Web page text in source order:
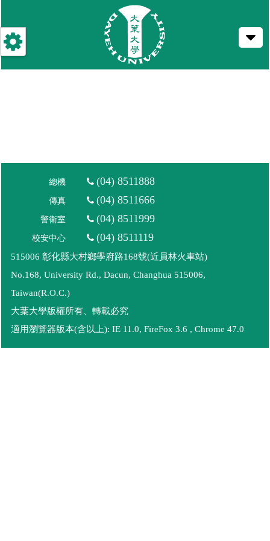
主
要
內
容
總機 (04) 8511888
傳真 (04) 8511666
警衛室 (04) 8511999
校安中心 (04) 8511119
515006 彰化縣大村鄉學府路168號(近員林火車站)
No.168, University Rd., Dacun, Changhua 515006,
Taiwan(R.O.C.)
大葉大學版權所有、轉載必究
適用瀏覽器版本(含以上): IE 11.0, FireFox 3.6 , Chrome 47.0